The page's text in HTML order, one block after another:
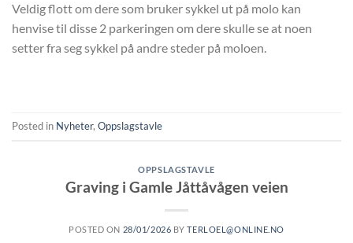
Veldig flott om dere som bruker sykkel ut på molo kan
henvise til disse 2 parkeringen om dere skulle se at noen
setter fra seg sykkel på andre steder på moloen.
Posted in Nyheter, Oppslagstavle
OPPSLAGSTAVLE
Graving i Gamle Jåttåvågen veien
POSTED ON 28/01/2026 BYTERLOEL@ONLINE.NO